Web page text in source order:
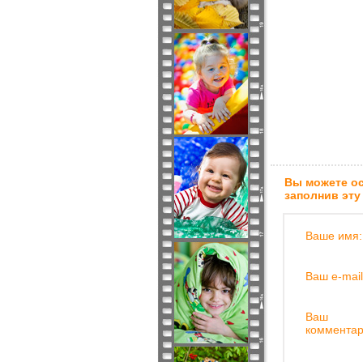
Вы можете
заполнив
Ваше имя:
Ваш e-
Ваш